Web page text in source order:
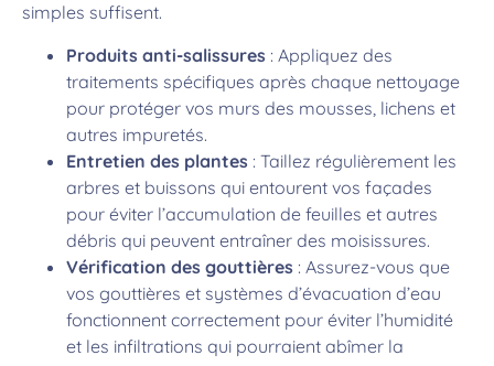
simples suffisent.
Produits anti-salissures : Appliquez des
traitements spécifiques après chaque nettoyage
pour protéger vos murs des mousses, lichens et
autres impuretés.
Entretien des plantes : Taillez régulièrement les
arbres et buissons qui entourent vos façades
pour éviter l’accumulation de feuilles et autres
débris qui peuvent entraîner des moisissures.
Vérification des gouttières : Assurez-vous que
vos gouttières et systèmes d’évacuation d’eau
fonctionnent correctement pour éviter l’humidité
et les infiltrations qui pourraient abîmer la